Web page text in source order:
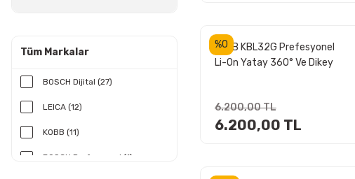
Tüm Markalar
BOSCH Dijital (27)
LEICA (12)
KOBB (11)
BOSCH Profesyonel (1)
%0
KOBB KBL32G Prefesyonel
Li-On Yatay 360° Ve Dikey
Çapraz Çizgi Lazer
6.200,00 TL
6.200,00 TL